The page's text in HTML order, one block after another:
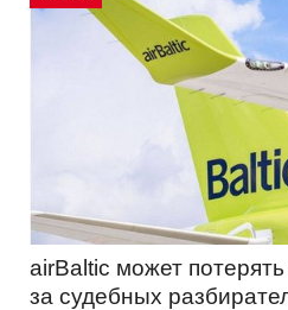
airBaltic может
за судебных